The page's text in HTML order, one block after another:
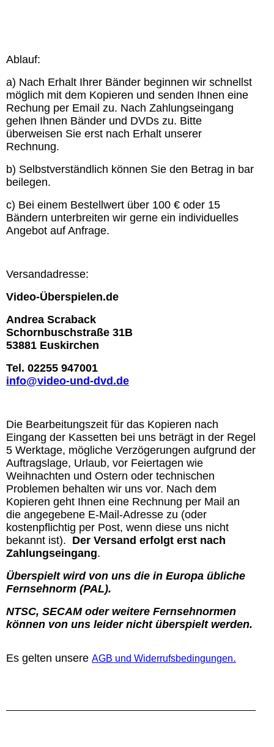
Ablauf:
a) Nach Erhalt Ihrer Bänder beginnen wir schnellst
möglich mit dem Kopieren und senden Ihnen eine
Rechung per Email zu. Nach Zahlungseingang
gehen Ihnen Bänder und DVDs zu. Bitte
überweisen Sie erst nach Erhalt unserer
Rechnung.
b) Selbstverständlich können Sie den Betrag in bar
beilegen.
c) Bei einem Bestellwert über 100 € oder 15
Bändern unterbreiten wir gerne ein individuelles
Angebot auf Anfrage.
Versandadresse:
Video-Überspielen.de
Andrea Scraback
Schornbuschstraße 31B
53881 Euskirchen
Tel. 02255 947001
info@video-und-dvd.de
Die Bearbeitungszeit für das Kopieren nach
Eingang der Kassetten bei uns beträgt in der Regel
5 Werktage, mögliche Verzögerungen aufgrund der
Auftragslage, Urlaub, vor Feiertagen wie
Weihnachten und Ostern oder technischen
Problemen behalten wir uns vor. Nach dem
Kopieren geht Ihnen eine Rechnung per Mail an
die angegebene E-Mail-Adresse zu (oder
kostenpflichtig per Post, wenn diese uns nicht
bekannt ist). Der Versand erfolgt erst nach
Zahlungseingang.
Überspielt wird von uns die in Europa übliche
Fernsehnorm (PAL).
NTSC, SECAM oder weitere Fernsehnormen
können von uns leider nicht überspielt werden.
Es gelten unsere AGB und Widerrufsbedingungen.